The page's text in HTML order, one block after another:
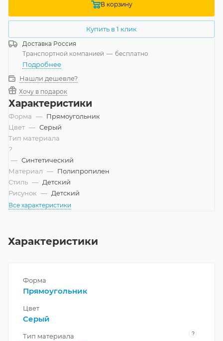
В корзину
Купить в 1 клик
Доставка Россия
Транспортной компанией — бесплатно
Подробнее
Нашли дешевле?
Хочу в подарок
Характеристики
Форма — Прямоугольник
Цвет — Серый
Тип материала
?
— Синтетический
Материал — Полипропилен
Стиль — Детский
Рисунок — Детский
Все характеристики
Характеристики
Форма
Прямоугольник
Цвет
Серый
Тип материала ?